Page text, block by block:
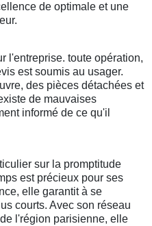
de optimale et une
l'entreprise. toute opération,
est soumis au usager.
des pièces détachées et
de mauvaises
informé de ce qu'il
sur la promptitude
est précieux pour ses
elle garantit à se
courts. Avec son réseau
l'région parisienne, elle